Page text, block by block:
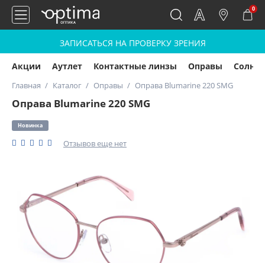
0
ЗАПИСАТЬСЯ НА ПРОВЕРКУ ЗРЕНИЯ
Акции Аутлет Контактные линзы Оправы
Главная Каталог Оправы Оправа Blumarine 220 SMG
Оправа Blumarine 220 SMG
Новинка
Отзывов еще нет